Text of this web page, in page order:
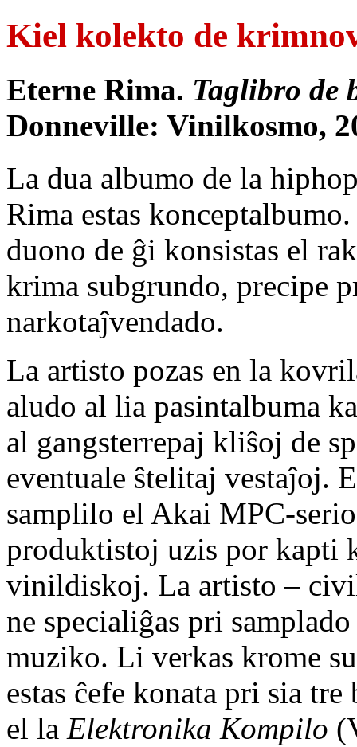
Kiel kolekto de
Eterne Rima. Taglibro de
Donneville: Vinilkosmo,
La dua albumo de la
Rima estas
duono de ĝi konsistas el
krima subgrundo, precipe
narkotaĵvendado.
La artisto pozas en la
aludo al lia pasintalbuma
al gangsterrepaj kliŝoj de
eventuale ŝtelitaj vestaĵoj.
samplilo el Akai MPC-
produktistoj uzis por kapti
vinildiskoj. La artisto –
ne specialiĝas pri
muziko. Li verkas krome
estas ĉefe konata pri sia
el la Elektronika Kompilo